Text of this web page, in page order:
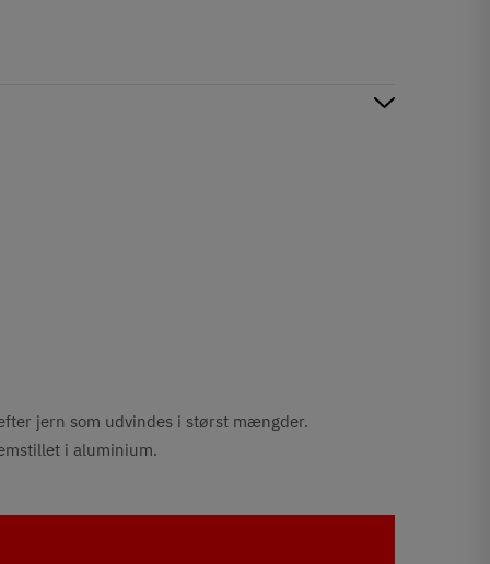
jern som udvindes i størst mængder.
i aluminium.